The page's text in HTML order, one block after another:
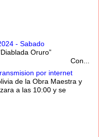
- Sabado
Oruro”
Incas” Con...
por internet
de la Obra Maestra y
a las 10:00 y se